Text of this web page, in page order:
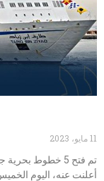
11 مايو، 2023
تم فتح 5 خطوط
أعلنت عنه، اليوم